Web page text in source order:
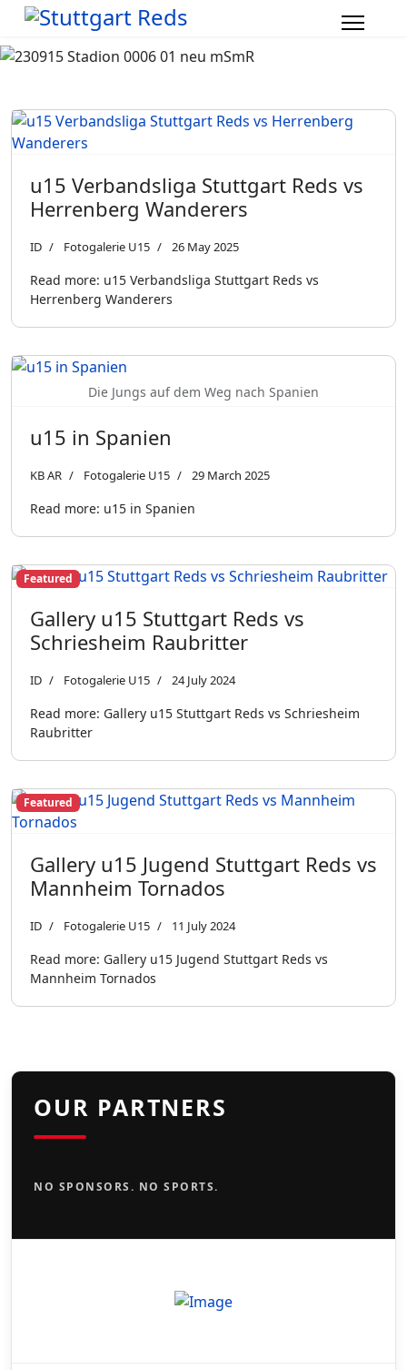
u15 Verbandsliga Stuttgart Reds vs
Herrenberg Wanderers
ID Fotogalerie U15 26 May 2025
Read more: u15 Verbandsliga Stuttgart Reds vs
Herrenberg Wanderers
Die Jungs auf dem Weg nach Spanien
u15 in Spanien
KB AR Fotogalerie U15 29 March 2025
Read more: u15 in Spanien
Featured
Gallery u15 Stuttgart Reds vs
Schriesheim Raubritter
ID Fotogalerie U15 24 July 2024
Read more: Gallery u15 Stuttgart Reds vs Schriesheim
Raubritter
Featured
Gallery u15 Jugend Stuttgart Reds vs
Mannheim Tornados
ID Fotogalerie U15 11 July 2024
Read more: Gallery u15 Jugend Stuttgart Reds vs
Mannheim Tornados
OUR PARTNERS
NO SPONSORS. NO SPORTS.